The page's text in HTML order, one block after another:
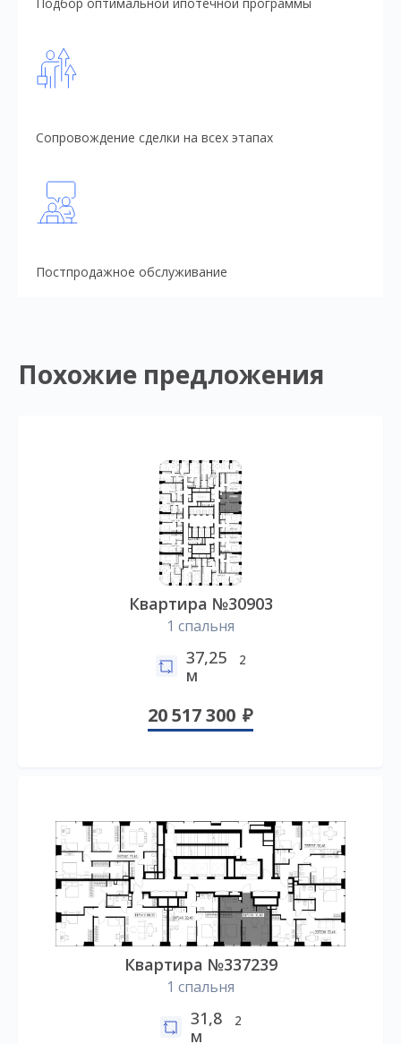
Сопровождение сделки на всех этапах
Постпродажное обслуживание
Похожие предложения
Квартира №30903
1 спальня
37,25
м
2
20 517 300
Квартира №337239
1 спальня
31,8
м
2